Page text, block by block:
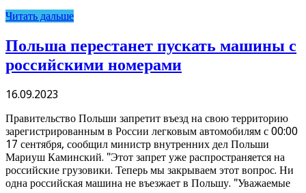
Читать дальше
Польша перестанет пускать машины с
российскими номерами
16.09.2023
Правительство Польши запретит въезд на свою территорию
зарегистрированным в России легковым автомобилям с 00:00
17 сентября, сообщил министр внутренних дел Польши
Мариуш Каминский. "Этот запрет уже распространяется на
российские грузовики. Теперь мы закрываем этот вопрос. Ни
одна российская машина не въезжает в Польшу. "Уважаемые